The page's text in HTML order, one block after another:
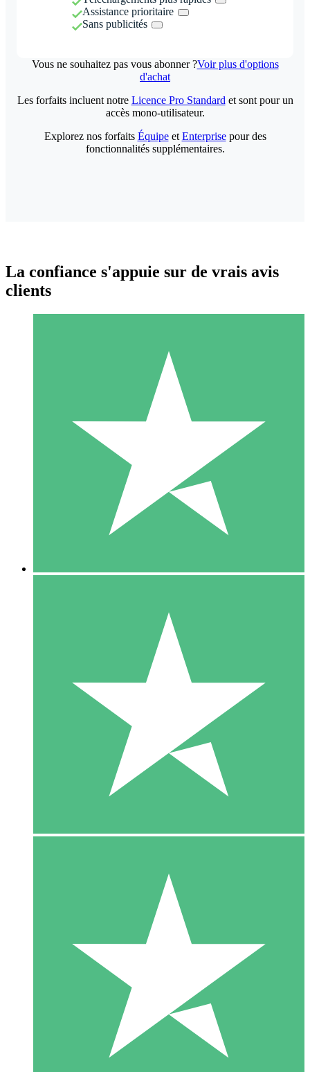
Assistance prioritaire
Sans publicités
Vous ne souhaitez pas vous abonner ?Voir plus d'options
d'achat
Packs de Crédits Individuels
Payez à l'utilisation avec des crédits de téléchargement. Sans
1 Téléchargement
10 00
10 Téléchargements
20 00
Les forfaits incluent notre Licence Pro Standard et sont pour un
accès mono-utilisateur.
Explorez nos forfaits Équipeet Enterprisepour des
fonctionnalités supplémentaires.
La confiance s'appuie sur de vrais avis
clients